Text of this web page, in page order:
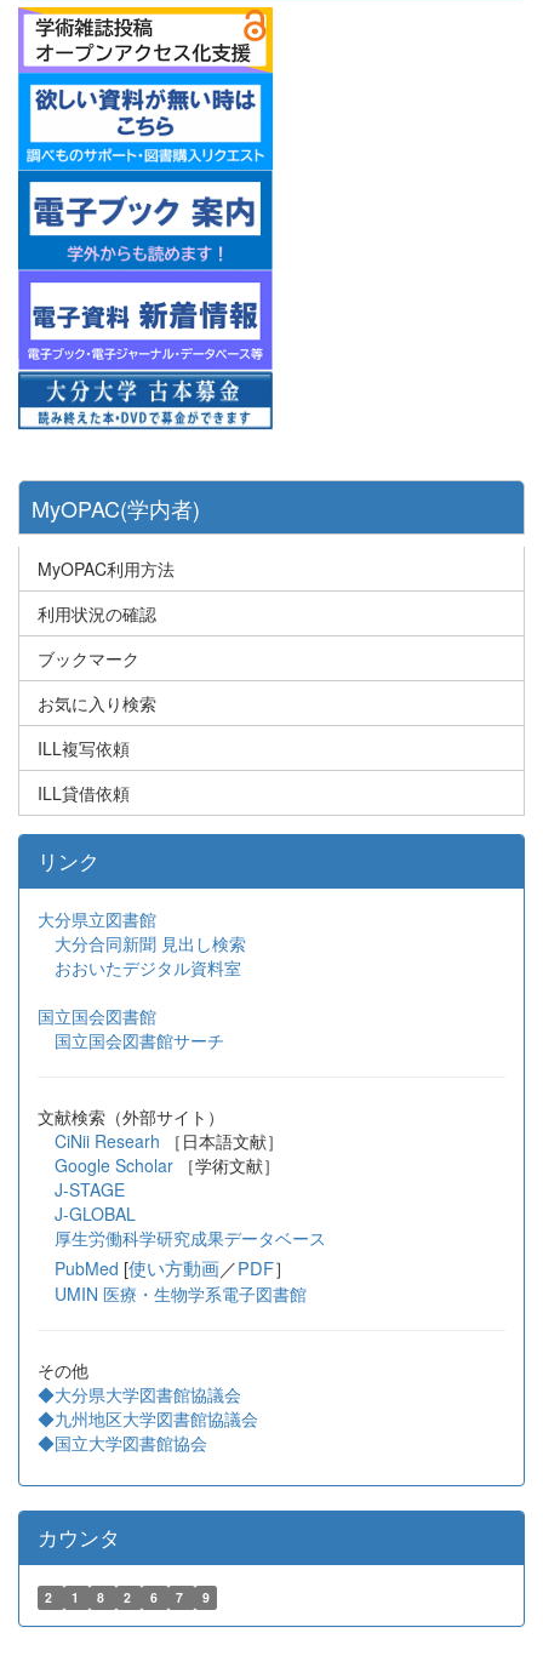
MyOPAC(学内者)
MyOPAC利用方法
利用状況の確認
ブックマーク
お気に入り検索
ILL複写依頼
ILL貸借依頼
リンク
大分県立図書館
大分合同新聞 見出し検索
おおいたデジタル資料室
国立国会図書館
国立国会図書館サーチ
文献検索（外部サイト）
CiNii Researh ［日本語文献］
Google Scholar
［学術文献］
J-STAGE
J-GLOBAL
厚生労働科学研究成果データベース
PubMed [使い方動画／PDF］
UMIN 医療・生物学系電子図書館
その他
◆大分県大学図書館協議会
◆九州地区大学図書館協議会
◆国立大学図書館協会
カウンタ
2 1 8 2 6 7 9